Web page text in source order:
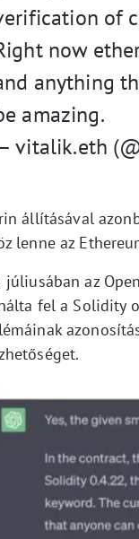
of
now
anything
amazing.
vitalik.eth
állításával
lenne az
júliusában az
fel a Solidity